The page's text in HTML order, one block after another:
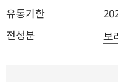
유통기한
전성분
보